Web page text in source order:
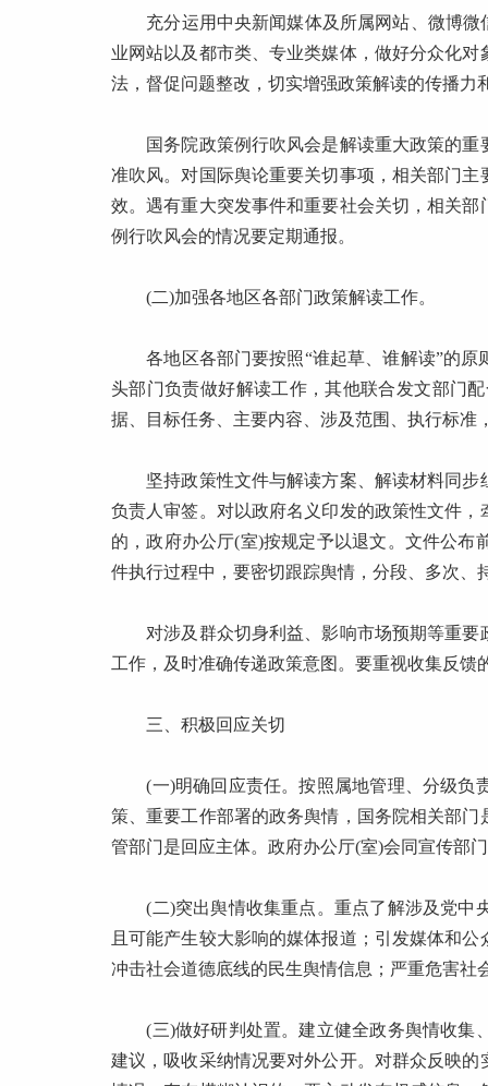
充分运用中央新闻媒体及所属网站、微博微
业网站以及都市类、专业类媒体，做好分众化
法，督促问题整改，切实增强政策解读的传播力
国务院政策例行吹风会是解读重大政策的重
准吹风。对国际舆论重要关切事项，相关部门
效。遇有重大突发事件和重要社会关切，相关
例行吹风会的情况要定期通报。
(二)加强各地区各部门政策解读工作。
各地区各部门要按照“谁起草、谁解读”的原
头部门负责做好解读工作，其他联合发文部门
据、目标任务、主要内容、涉及范围、执行标
坚持政策性文件与解读方案、解读材料同步
负责人审签。对以政府名义印发的政策性文件
的，政府办公厅(室)按规定予以退文。文件公
件执行过程中，要密切跟踪舆情，分段、多次
对涉及群众切身利益、影响市场预期等重要
工作，及时准确传递政策意图。要重视收集反
三、积极回应关切
(一)明确回应责任。按照属地管理、分级负责
策、重要工作部署的政务舆情，国务院相关部
管部门是回应主体。政府办公厅(室)会同宣传部
(二)突出舆情收集重点。重点了解涉及党中央
且可能产生较大影响的媒体报道；引发媒体和
冲击社会道德底线的民生舆情信息；严重危害社
(三)做好研判处置。建立健全政务舆情收集、
建议，吸收采纳情况要对外公开。对群众反映